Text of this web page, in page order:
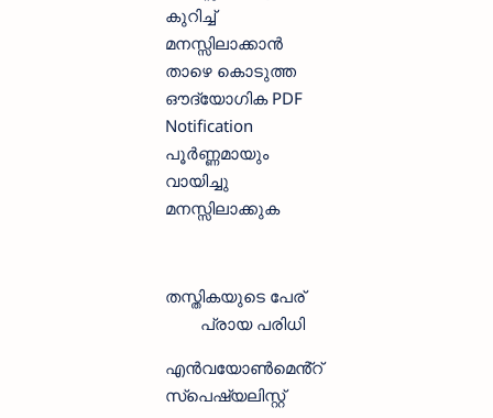
കുറിച്ച്
മനസ്സിലാക്കാന്‍ ‍
താഴെ കൊടുത്ത
ഔദ്യോഗിക PDF
Notification
പൂര്‍ണ്ണമായും
വായിച്ചു
മനസ്സിലാക്കുക
തസ്തികയുടെ പേര്
പ്രായ പരിധി
എൻവയോൺമെൻ്റ്
സ്‌പെഷ്യലിസ്റ്റ്